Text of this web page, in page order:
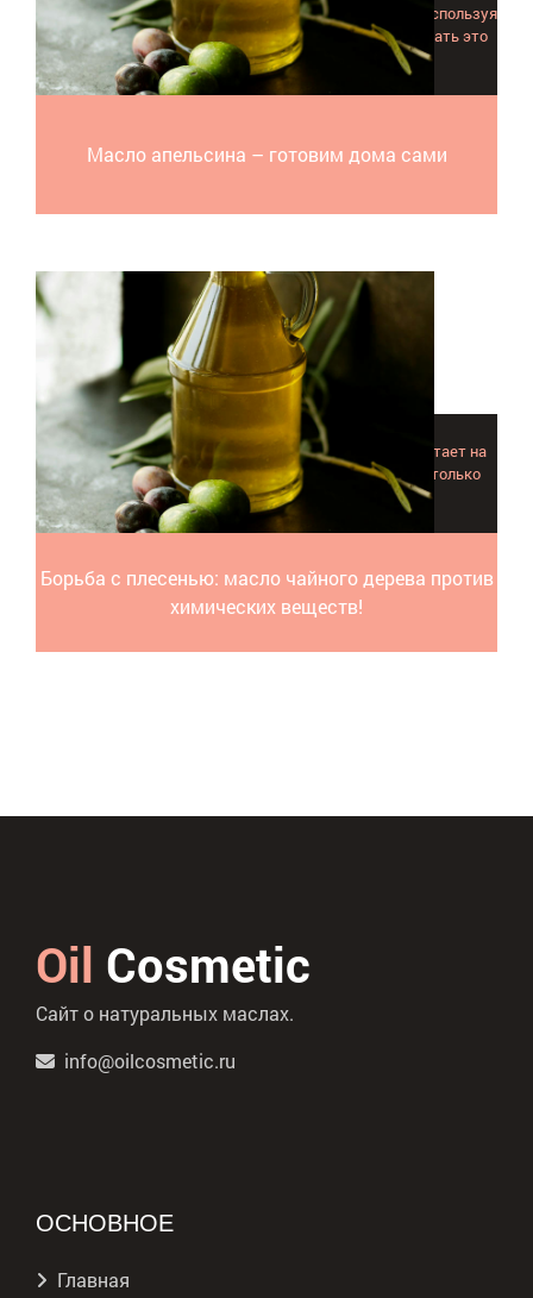
Масло апельсина – готовим дома сами
Приготовить масло апельсина в домашних условиях, используя
подручные средства, не только можно, но еще и сделать это
очень легко и просто, было бы желание!
Борьба с плесенью: масло чайного дерева против
химических веществ!
Эфирное масло чайного дерева против плесени сработает на
"ура" при появление грибка в любом доме: гибнут не только
колонии, но и летающие в воздухе споры.
Oil Cosmetic
Сайт о натуральных маслах.
info@oilcosmetic.ru
ОСНОВНОЕ
Главная